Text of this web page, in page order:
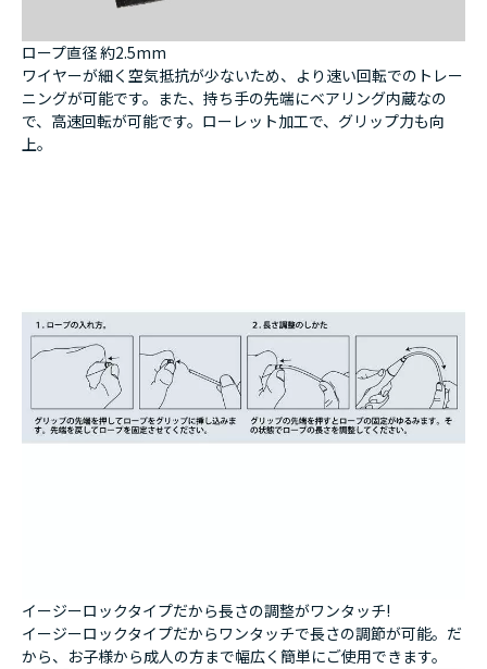
ロープ直径 約2.5mm
ワイヤーが細く空気抵抗が少ないため、より速い回転でのトレー
ニングが可能です。また、持ち手の先端にベアリング内蔵なの
で、高速回転が可能です。ローレット加工で、グリップ力も向
上。
イージーロックタイプだから長さの調整がワンタッチ!
イージーロックタイプだからワンタッチで長さの調節が可能。だ
から、お子様から成人の方まで幅広く簡単にご使用できます。